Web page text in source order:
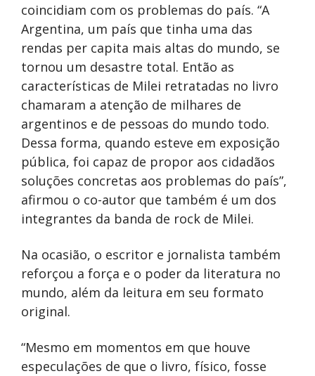
coincidiam com os problemas do país. “A
Argentina, um país que tinha uma das
rendas per capita mais altas do mundo, se
tornou um desastre total. Então as
características de Milei retratadas no livro
chamaram a atenção de milhares de
argentinos e de pessoas do mundo todo.
Dessa forma, quando esteve em exposição
pública, foi capaz de propor aos cidadãos
soluções concretas aos problemas do país”,
afirmou o co-autor que também é um dos
integrantes da banda de rock de Milei.
Na ocasião, o escritor e jornalista também
reforçou a força e o poder da literatura no
mundo, além da leitura em seu formato
original.
“Mesmo em momentos em que houve
especulações de que o livro, físico, fosse